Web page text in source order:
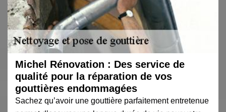
Michel Rénovation : Des service de
qualité pour la réparation de vos
gouttières endommagées
Sachez qu’avoir une gouttière parfaitement entretenue